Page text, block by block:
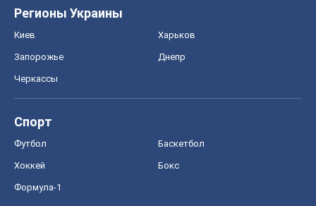
Регионы Украины
Киев Харьков
Запорожье Днепр
Черкассы
Спорт
Футбол Баскетбол
Хоккей Бокс
Формула-1